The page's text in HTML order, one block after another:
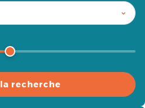
recherche